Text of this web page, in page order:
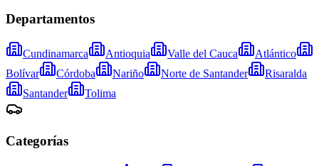
Departamentos
Cundinamarca Antioquia Valle del Cauca
Atlántico
Bolívar
Córdoba Nariño Norte de Santander
Risaralda
Santander
Tolima
Categorías